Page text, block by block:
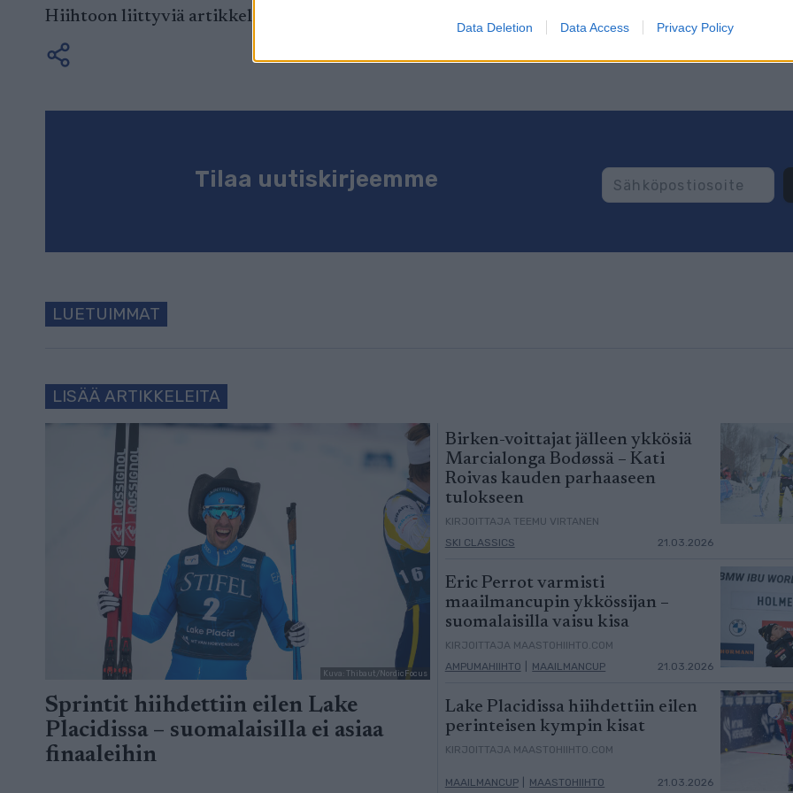
Data Deletion Data Access Privacy Policy
Hiihtoon liittyviä artikkeleja voit lukea myös -sivustolta.
Tilaa uutiskirjeemme
LUETUIMMAT
LISÄÄ ARTIKKELEITA
Kuva: Thibaut/NordicFocus
Sprintit hiihdettiin eilen Lake
Placidissa – suomalaisilla ei asiaa
finaaleihin
Birken-voittajat jälleen ykkösiä
Marcialonga Bodøssä – Kati
Roivas kauden parhaaseen
tulokseen
KIRJOITTAJA TEEMU VIRTANEN
SKI CLASSICS
21.03.2026
Eric Perrot varmisti
maailmancupin ykkössijan –
suomalaisilla vaisu kisa
KIRJOITTAJA MAASTOHIIHTO.COM
AMPUMAHIIHTO
MAAILMANCUP 21.03.2026
Lake Placidissa hiihdettiin eilen
perinteisen kympin kisat
KIRJOITTAJA MAASTOHIIHTO.COM
MAAILMANCUP MAASTOHIIHTO 21.03.2026